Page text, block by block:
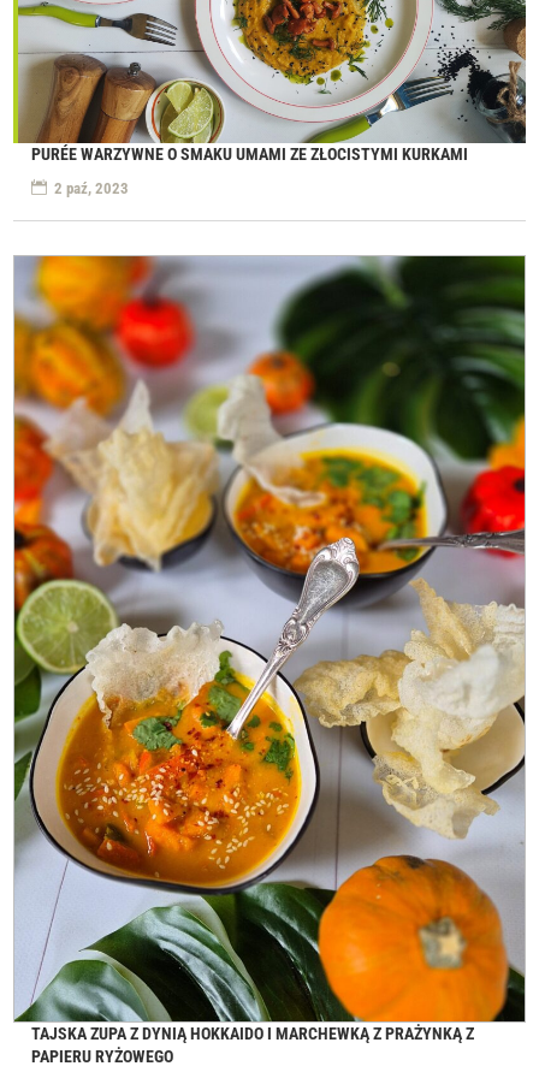
PURÉE WARZYWNE O SMAKU UMAMI ZE ZŁOCISTYMI KURKAMI
2 paź, 2023
TAJSKA ZUPA Z DYNIĄ HOKKAIDO I MARCHEWKĄ Z PRAŻYNKĄ Z
PAPIERU RYŻOWEGO